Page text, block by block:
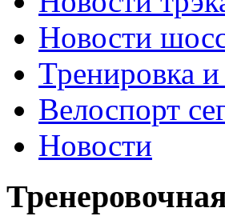
Новости
Тренировка
Велоспорт
Новости